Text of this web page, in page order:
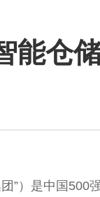
能仓
）是中国500